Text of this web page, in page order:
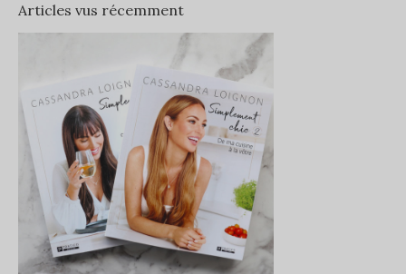
Articles vus récemment